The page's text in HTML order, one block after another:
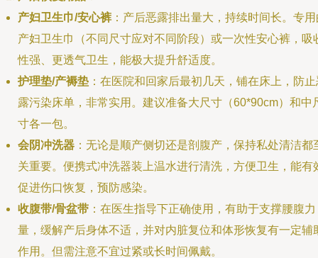
产妇卫生巾/安心裤 ：产后恶露排出量大，持续时间长。专
产妇卫生巾（不同尺寸应对不同阶段）或一次性安心裤，吸
性强、更透气卫生，能极大提升舒适度。
护理垫/产褥垫 ：在医院和回家后最初几天，铺在床上，防
露污染床单，非常实用。建议准备大尺寸（60*90cm）和中
寸各一包。
会阴冲洗器 ：无论是顺产侧切还是剖腹产，保持私处清洁都
关重要。便携式冲洗器装上温水进行清洗，方便卫生，能有
促进伤口恢复，预防感染。
收腹带/骨盆带 ：在医生指导下正确使用，有助于支撑腰腹力
量，缓解产后身体不适，并对内脏复位和体形恢复有一定辅
作用。但需注意不宜过紧或长时间佩戴。